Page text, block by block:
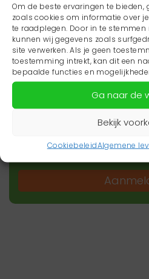
Om de beste ervaringen te
zoals cookies om informatie over
te raadplegen. Door in te
kunnen wij gegevens zoals
site verwerken. Als je geen
toestemming intrekt, kan dit een
bepaalde functies en
Ga naar de
Bekijk
CookiebeleidAlgemene
Wil je niets
Wil je op de hoogte
zorgnieuws in jouw regio?
onze nieuwsbrief.